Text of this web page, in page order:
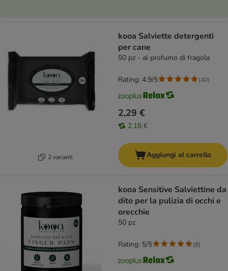
2 varianti
kooa Salviette detergenti
per cane
50 pz - al profumo di fragola
2,29 €
2,18 €
Rating: 4.9/5 (40)
Aggiungi al carrello
kooa Sensitive Salviettine da
dito per la pulizia di occhi e
orecchie
50 pz
Rating: 5/5 (8)